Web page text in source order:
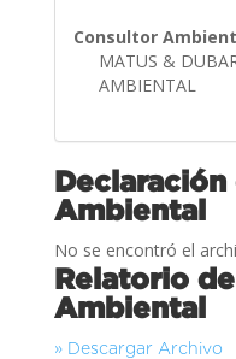
Consultor
MATUS &
AMBIENTAL
Ambiental
No se encontró el
Relatorio
Ambiental
» Descargar Archivo